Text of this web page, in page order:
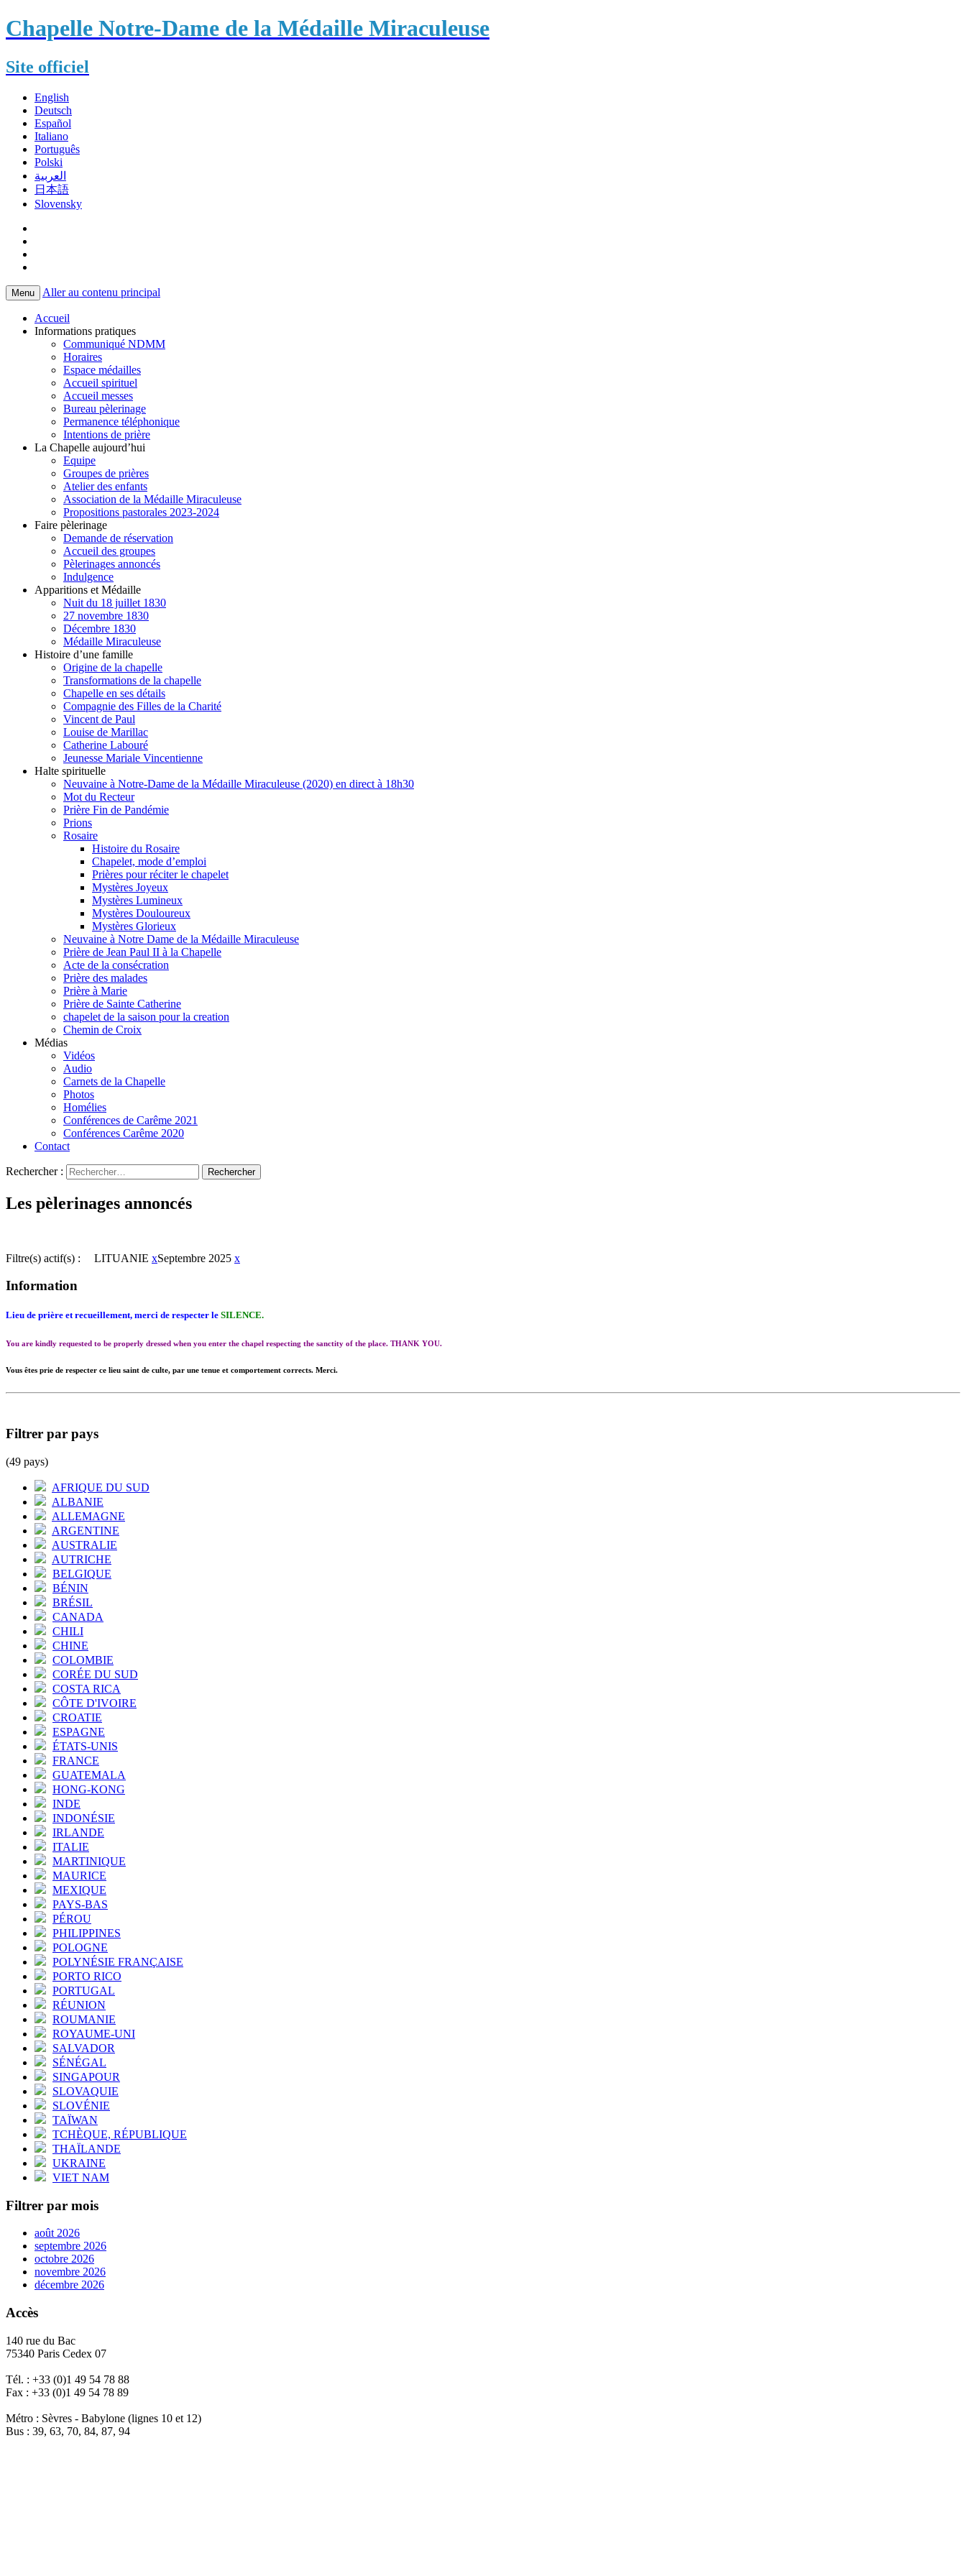
Chapelle Notre-Dame de la Médaille Miraculeuse
Site officiel
English
Deutsch
Español
Italiano
Português
Polski
العربية
日本語
Slovensky
Menu Aller au contenu principal
Accueil
Informations pratiques
Communiqué NDMM
Horaires
Espace médailles
Accueil spirituel
Accueil messes
Bureau pèlerinage
Permanence téléphonique
Intentions de prière
La Chapelle aujourd’hui
Equipe
Groupes de prières
Atelier des enfants
Association de la Médaille Miraculeuse
Propositions pastorales 2023-2024
Faire pèlerinage
Demande de réservation
Accueil des groupes
Pèlerinages annoncés
Indulgence
Apparitions et Médaille
Nuit du 18 juillet 1830
27 novembre 1830
Décembre 1830
Médaille Miraculeuse
Histoire d’une famille
Origine de la chapelle
Transformations de la chapelle
Chapelle en ses détails
Compagnie des Filles de la Charité
Vincent de Paul
Louise de Marillac
Catherine Labouré
Jeunesse Mariale Vincentienne
Halte spirituelle
Neuvaine à Notre-Dame de la Médaille Miraculeuse (2020) en direct à 18h30
Mot du Recteur
Prière Fin de Pandémie
Prions
Rosaire
Histoire du Rosaire
Chapelet, mode d’emploi
Prières pour réciter le chapelet
Mystères Joyeux
Mystères Lumineux
Mystères Douloureux
Mystères Glorieux
Neuvaine à Notre Dame de la Médaille Miraculeuse
Prière de Jean Paul II à la Chapelle
Acte de la consécration
Prière des malades
Prière à Marie
Prière de Sainte Catherine
chapelet de la saison pour la creation
Chemin de Croix
Médias
Vidéos
Audio
Carnets de la Chapelle
Photos
Homélies
Conférences de Carême 2021
Conférences Carême 2020
Contact
Rechercher :
Les pèlerinages annoncés
Filtre(s) actif(s) : LITUANIE xSeptembre 2025 x
Information
Lieu de prière et recueillement, merci de respecter le SILENCE.
You are kindly requested to be properly dressed when you enter the chapel respecting the sanctity of the place. THANK YOU.
Vous êtes prie de respecter ce lieu saint de culte, par une tenue et comportement corrects. Merci.
Filtrer par pays
(49 pays)
AFRIQUE DU SUD
ALBANIE
ALLEMAGNE
ARGENTINE
AUSTRALIE
AUTRICHE
BELGIQUE
BÉNIN
BRÉSIL
CANADA
CHILI
CHINE
COLOMBIE
CORÉE DU SUD
COSTA RICA
CÔTE D'IVOIRE
CROATIE
ESPAGNE
ÉTATS-UNIS
FRANCE
GUATEMALA
HONG-KONG
INDE
INDONÉSIE
IRLANDE
ITALIE
MARTINIQUE
MAURICE
MEXIQUE
PAYS-BAS
PÉROU
PHILIPPINES
POLOGNE
POLYNÉSIE FRANÇAISE
PORTO RICO
PORTUGAL
RÉUNION
ROUMANIE
ROYAUME-UNI
SALVADOR
SÉNÉGAL
SINGAPOUR
SLOVAQUIE
SLOVÉNIE
TAÏWAN
TCHÈQUE, RÉPUBLIQUE
THAÏLANDE
UKRAINE
VIET NAM
Filtrer par mois
août 2026
septembre 2026
octobre 2026
novembre 2026
décembre 2026
Accès
140 rue du Bac
75340 Paris Cedex 07
Tél. : +33 (0)1 49 54 78 88
Fax : +33 (0)1 49 54 78 89
Métro : Sèvres - Babylone (lignes 10 et 12)
Bus : 39, 63, 70, 84, 87, 94